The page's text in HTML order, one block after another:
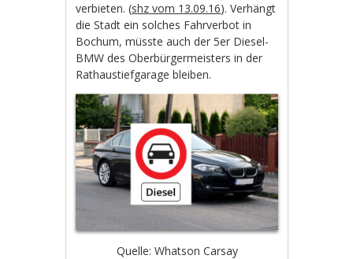
verbieten. (shz vom 13.09.16). Verhängt
die Stadt ein solches Fahrverbot in
Bochum, müsste auch der 5er Diesel-
BMW des Oberbürgermeisters in der
Rathaustiefgarage bleiben.
Quelle: Whatson Carsay